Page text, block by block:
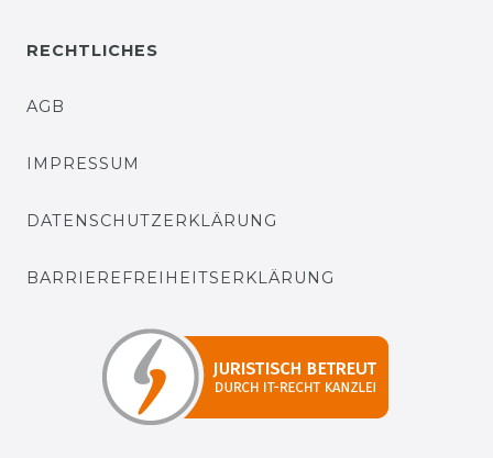
RECHTLICHES
AGB
IMPRESSUM
DATENSCHUTZERKLÄRUNG
BARRIEREFREIHEITSERKLÄRUNG